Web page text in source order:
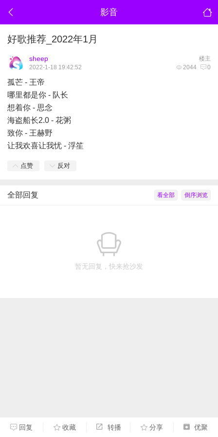
影音
好歌推荐_2022年1月
楼主
sheep
2044 0
2022-1-18 19:42:52
孤芒 - 王帝
哪里都是你 - 队长
想着你 - 思念
海盗船长2.0 - 花粥
致你 - 王赫野
让我欢喜让我忧 - 浮笙
点赞 反对
倒序浏览
看全部
全部回复
暂无回复，快来抢沙发
回复 收藏 转播 分享 优聚